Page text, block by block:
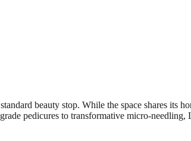
beauty stop. While the space shares its
pedicures to transformative micro-